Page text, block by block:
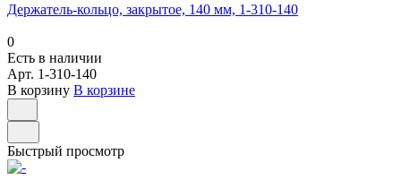
Держатель-кольцо, закрытое, 140 мм, 1-310-140
0
Есть в наличии
Арт. 1-310-140
В корзину В корзине
Быстрый просмотр